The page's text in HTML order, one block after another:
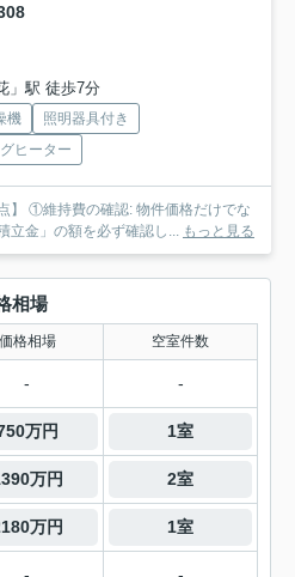
」駅 徒歩7分
機
照明器具付き
ヒーター
】 ①維持費の確認: 物件価格だけでな
立金」の額を必ず確認し...
もっと見る
相場
価格相場 空室件数
- -
万円 1室
万円 2室
万円 1室